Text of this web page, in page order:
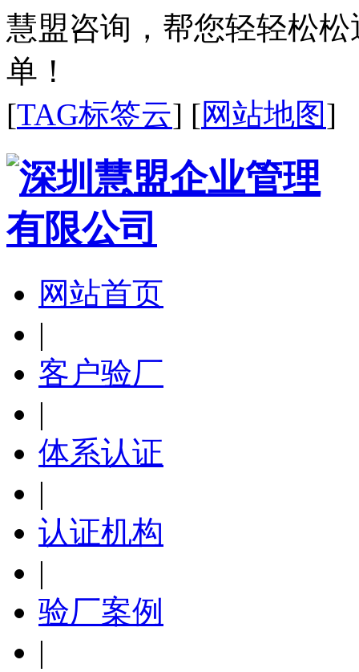
慧盟咨询，帮您轻轻松
单！
[TAG标签云] [网站地图]
网站首页
|
客户验厂
|
体系认证
|
认证机构
|
验厂案例
|